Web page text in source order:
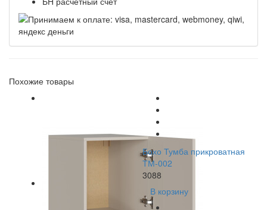
Похожие товары
Бохо Тумба прикроватная
ТМ-002
3088
В корзину